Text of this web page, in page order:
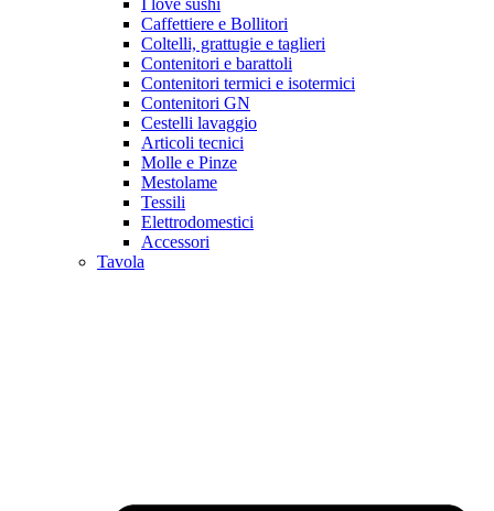
Caffettiere e Bollitori
Coltelli, grattugie e taglieri
Contenitori e barattoli
Contenitori termici e isotermici
Contenitori GN
Cestelli lavaggio
Articoli tecnici
Molle e Pinze
Mestolame
Tessili
Elettrodomestici
Accessori
Tavola